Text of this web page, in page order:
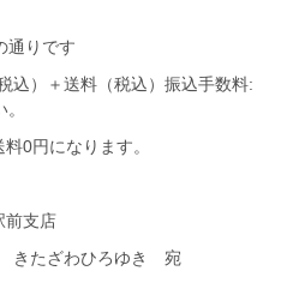
通りです
）＋送料（税込）振込手数料:
0円になります。
支店
きたざわひろゆき 宛